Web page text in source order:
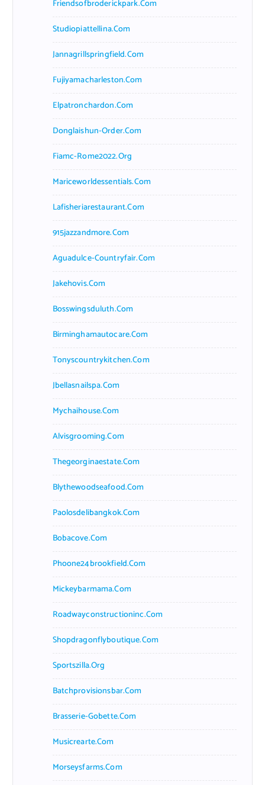
Friendsofbroderickpark.com
Studiopiattellina.com
Jannagrillspringfield.com
Fujiyamacharleston.com
Elpatronchardon.com
Donglaishun-Order.com
Fiamc-Rome2022.org
Mariceworldessentials.com
Lafisheriarestaurant.com
915jazzandmore.com
Aguadulce-Countryfair.com
Jakehovis.com
Bosswingsduluth.com
Birminghamautocare.com
Tonyscountrykitchen.com
Jbellasnailspa.com
Mychaihouse.com
Alvisgrooming.com
Thegeorginaestate.com
Blythewoodseafood.com
Paolosdelibangkok.com
Bobacove.com
Phoone24brookfield.com
Mickeybarmama.com
Roadwayconstructioninc.com
Shopdragonflyboutique.com
Sportszilla.org
Batchprovisionsbar.com
Brasserie-Gobette.com
Musicrearte.com
Morseysfarms.com